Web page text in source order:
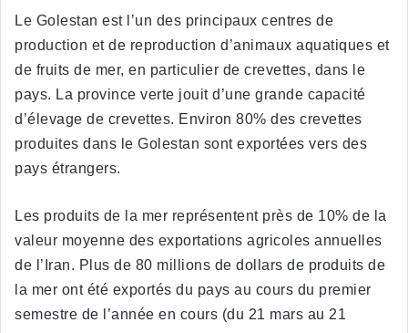
Le Golestan est l’un des principaux centres de
production et de reproduction d’animaux aquatiques et
de fruits de mer, en particulier de crevettes, dans le
pays. La province verte jouit d’une grande capacité
d’élevage de crevettes. Environ 80% des crevettes
produites dans le Golestan sont exportées vers des
pays étrangers.
Les produits de la mer représentent près de 10% de la
valeur moyenne des exportations agricoles annuelles
de l’Iran. Plus de 80 millions de dollars de produits de
la mer ont été exportés du pays au cours du premier
semestre de l’année en cours (du 21 mars au 21